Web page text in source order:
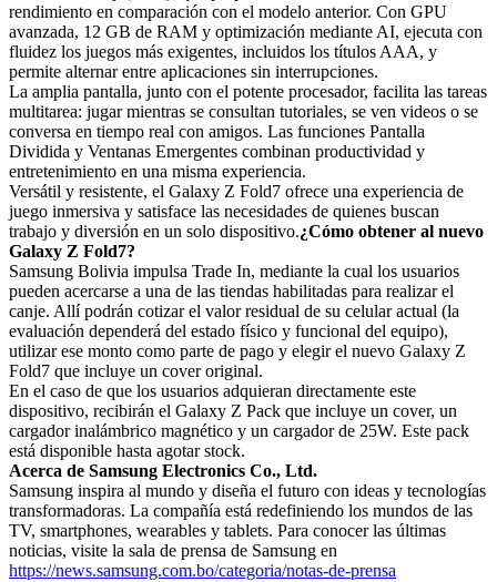
rendimiento en comparación con el modelo anterior. Con GPU
avanzada, 12 GB de RAM y optimización mediante AI, ejecuta con
fluidez los juegos más exigentes, incluidos los títulos AAA, y
permite alternar entre aplicaciones sin interrupciones.
La amplia pantalla, junto con el potente procesador, facilita las tareas
multitarea: jugar mientras se consultan tutoriales, se ven videos o se
conversa en tiempo real con amigos. Las funciones Pantalla
Dividida y Ventanas Emergentes combinan productividad y
entretenimiento en una misma experiencia.
Versátil y resistente, el Galaxy Z Fold7 ofrece una experiencia de
juego inmersiva y satisface las necesidades de quienes buscan
trabajo y diversión en un solo dispositivo.¿Cómo obtener al nuevo
Galaxy Z Fold7?
Samsung Bolivia impulsa Trade In, mediante la cual los usuarios
pueden acercarse a una de las tiendas habilitadas para realizar el
canje. Allí podrán cotizar el valor residual de su celular actual (la
evaluación dependerá del estado físico y funcional del equipo),
utilizar ese monto como parte de pago y elegir el nuevo Galaxy Z
Fold7 que incluye un cover original.
En el caso de que los usuarios adquieran directamente este
dispositivo, recibirán el Galaxy Z Pack que incluye un cover, un
cargador inalámbrico magnético y un cargador de 25W. Este pack
está disponible hasta agotar stock.
Acerca de Samsung Electronics Co., Ltd.
Samsung inspira al mundo y diseña el futuro con ideas y tecnologías
transformadoras. La compañía está redefiniendo los mundos de las
TV, smartphones, wearables y tablets. Para conocer las últimas
noticias, visite la sala de prensa de Samsung en
https://news.samsung.com.bo/categoria/notas-de-prensa